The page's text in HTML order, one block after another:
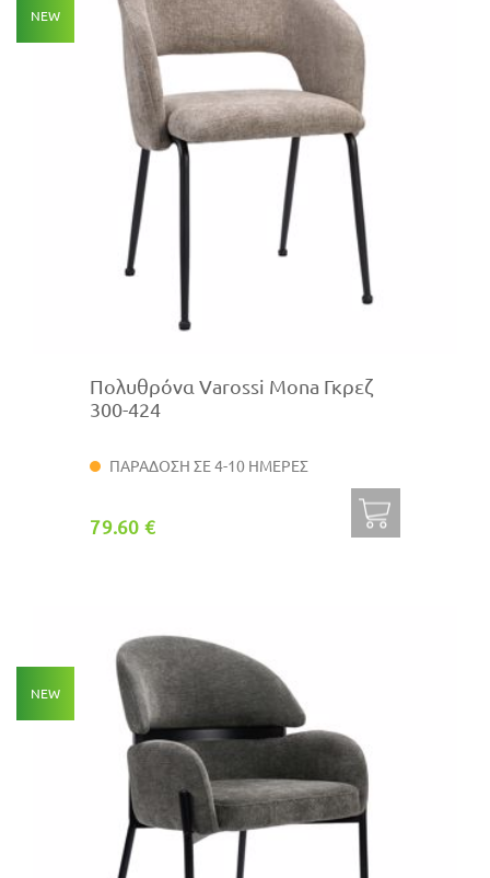
NEW
Πολυθρόνα Varossi Mona Γκρεζ
300-424
ΠΑΡΑΔΟΣΗ ΣΕ 4-10 ΗΜΕΡΕΣ
79.60 €
NEW